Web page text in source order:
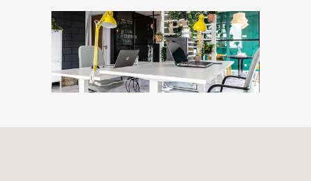
Volg ons ook opFacebookenTwitter